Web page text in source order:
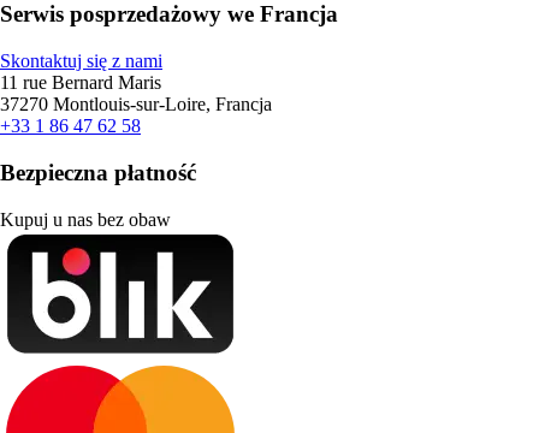
Serwis posprzedażowy we Francja
Skontaktuj się z nami
11 rue Bernard Maris
37270 Montlouis-sur-Loire, Francja
+33 1 86 47 62 58
Bezpieczna płatność
Kupuj u nas bez obaw